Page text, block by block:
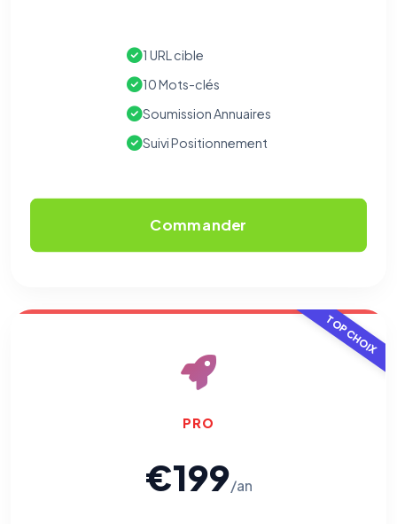
1 URL cible
10 Mots-clés
Soumission Annuaires
Suivi Positionnement
Commander
TOP CHOIX
PRO
€199/an